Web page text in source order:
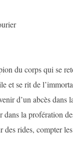
du corps qui se
et se rit de
d’un abcès dans
la profération
des rides, compter